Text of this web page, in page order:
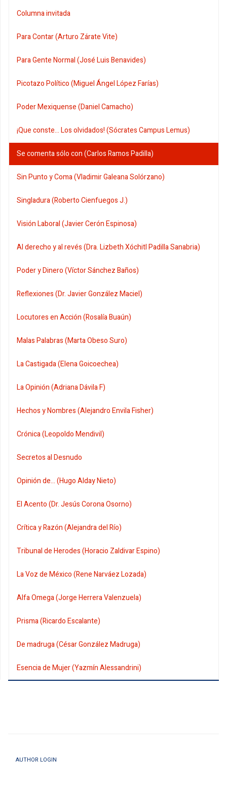
Columna invitada
Para Contar (Arturo Zárate Vite)
Para Gente Normal (José Luis Benavides)
Picotazo Político (Miguel Ángel López Farías)
Poder Mexiquense (Daniel Camacho)
¡Que conste... Los olvidados! (Sócrates Campus Lemus)
Se comenta sólo con (Carlos Ramos Padilla)
Sin Punto y Coma (Vladimir Galeana Solórzano)
Singladura (Roberto Cienfuegos J.)
Visión Laboral (Javier Cerón Espinosa)
Al derecho y al revés (Dra. Lizbeth Xóchitl Padilla Sanabria)
Poder y Dinero (Víctor Sánchez Baños)
Reflexiones (Dr. Javier González Maciel)
Locutores en Acción (Rosalía Buaún)
Malas Palabras (Marta Obeso Suro)
La Castigada (Elena Goicoechea)
La Opinión (Adriana Dávila F)
Hechos y Nombres (Alejandro Envila Fisher)
Crónica (Leopoldo Mendivil)
Secretos al Desnudo
Opinión de... (Hugo Alday Nieto)
El Acento (Dr. Jesús Corona Osorno)
Crítica y Razón (Alejandra del Río)
Tribunal de Herodes (Horacio Zaldivar Espino)
La Voz de México (Rene Narváez Lozada)
Alfa Omega (Jorge Herrera Valenzuela)
Prisma (Ricardo Escalante)
De madruga (César González Madruga)
Esencia de Mujer (Yazmín Alessandrini)
AUTHOR LOGIN